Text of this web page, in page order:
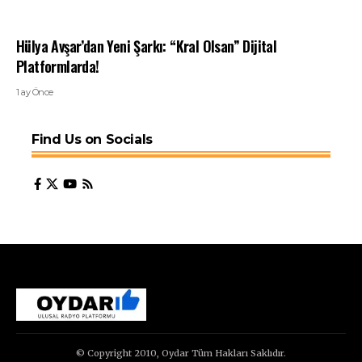
Hülya Avşar’dan Yeni Şarkı: “Kral Olsan” Dijital
Platformlarda!
1 ay Önce
Find Us on Socials
© Copyright 2010, Oydar Tüm Hakları Saklıdır.